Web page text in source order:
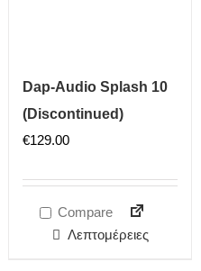
Dap-Audio Splash 10
(Discontinued)
€129.00
Compare
Λεπτομέρειες